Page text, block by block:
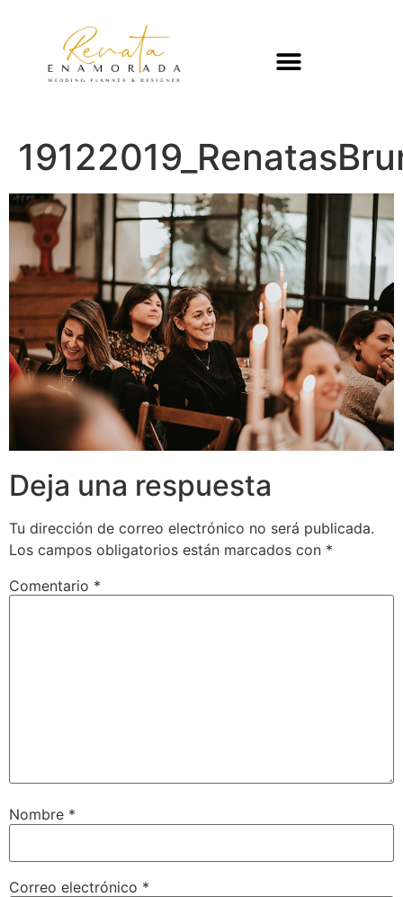
Deja una respuesta
Tu dirección de correo electrónico no será publicada.
Los campos obligatorios están marcados con *
Comentario *
Nombre *
Correo electrónico *